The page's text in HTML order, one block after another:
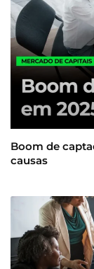
Boom de
causas